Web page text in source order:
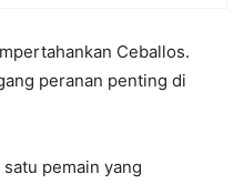
Ceballos.
peranan penting di
pemain yang